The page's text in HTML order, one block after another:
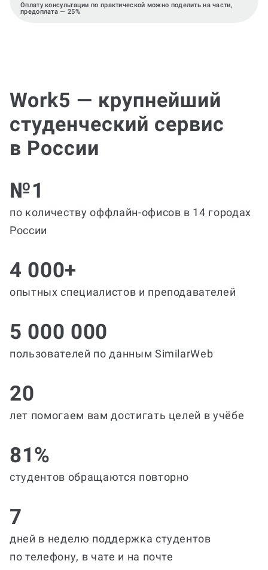
Оплату консультации по практической можно поделить на части,
предоплата — 25%
Work5 — крупнейший
студенческий сервис
в России
№1
по количеству оффлайн-офисов в 14 городах
России
4 000+
опытных специалистов и преподавателей
5 000 000
пользователей по данным SimilarWeb
20
лет помогаем вам достигать целей в учёбе
81%
студентов обращаются повторно
7
дней в неделю поддержка студентов
по телефону, в чате и на почте